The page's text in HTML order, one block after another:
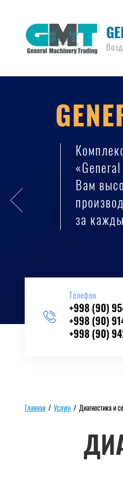
Вам
за
Телефон
+998 (90)
+998 (90)
+998 (90)
Главная / Услуги / Диагностика и